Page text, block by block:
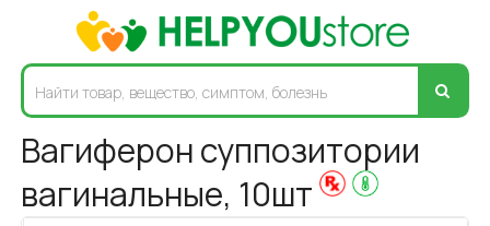
Вагиферон суппозитории
вагинальные, 10шт